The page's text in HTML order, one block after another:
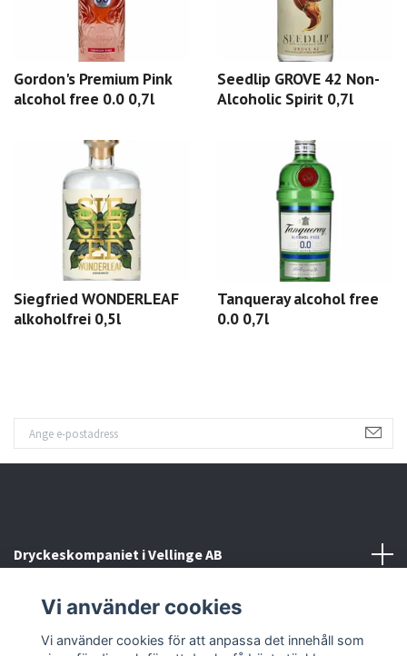
Gordon's Premium Pink
alcohol free 0.0 0,7l
Seedlip GROVE 42 Non-
Alcoholic Spirit 0,7l
Siegfried WONDERLEAF
alkoholfrei 0,5l
Tanqueray alcohol free
0.0 0,7l
Dryckeskompaniet i Vellinge AB
Kontakta oss
Vi använder cookies
Vi använder cookies för att anpassa det innehåll som